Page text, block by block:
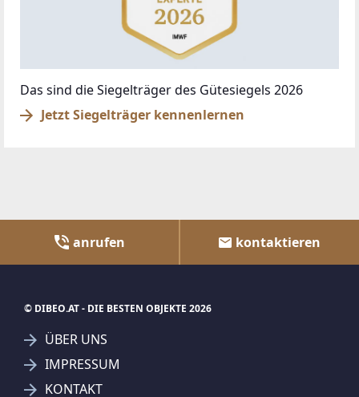
Das sind die Siegelträger des Gütesiegels 2026
Jetzt Siegelträger kennenlernen
anrufen kontaktieren
© DIBEO.AT - DIE BESTEN OBJEKTE 2026
ÜBER UNS
IMPRESSUM
KONTAKT